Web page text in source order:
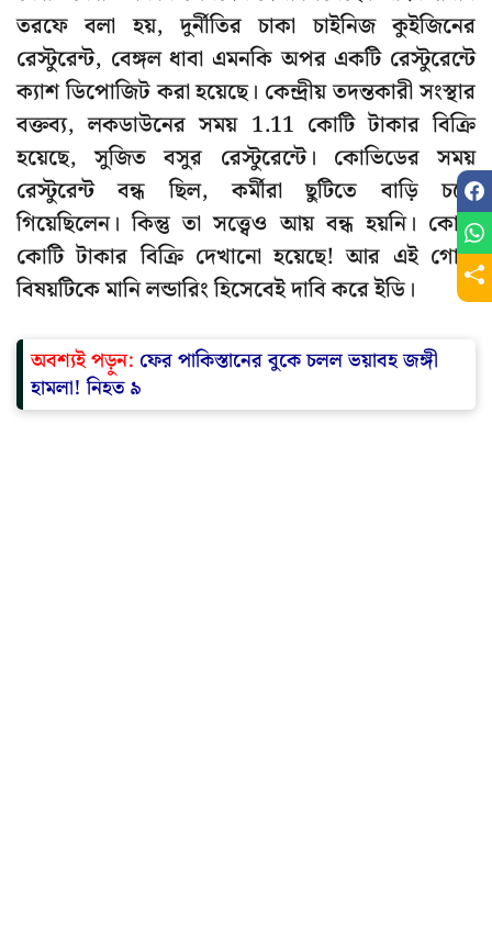
তরফে বলা হয়, দুর্নীতির চাকা চাইনিজ কুইজিনের
রেস্টুরেন্ট, বেঙ্গল ধাবা এমনকি অপর একটি রেস্টুরেন্টে
ক্যাশ ডিপোজিট করা হয়েছে। কেন্দ্রীয় তদন্তকারী সংস্থার
বক্তব্য, লকডাউনের সময় 1.11 কোটি টাকার বিক্রি
হয়েছে, সুজিত বসুর রেস্টুরেন্টে। কোভিডের সময়
রেস্টুরেন্ট বন্ধ ছিল, কর্মীরা ছুটিতে বাড়ি চলে
গিয়েছিলেন। কিন্তু তা সত্ত্বেও আয় বন্ধ হয়নি। কোটি
কোটি টাকার বিক্রি দেখানো হয়েছে! আর এই গোটা
বিষয়টিকে মানি লন্ডারিং হিসেবেই দাবি করে ইডি।
অবশ্যই পড়ুন: ফের পাকিস্তানের বুকে চলল ভয়াবহ জঙ্গী
হামলা! নিহত ৯